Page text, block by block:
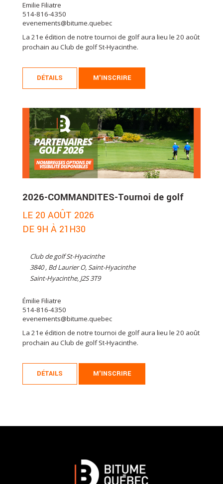
Emilie Filiatre
514-816-4350
evenements@bitume.quebec
La 21e édition de notre tournoi de golf aura lieu le 20 août
prochain au Club de golf St-Hyacinthe.
DÉTAILS M'INSCRIRE
2026-COMMANDITES-Tournoi de golf
LE 20 AOÛT 2026
DE 9H À 21H30
Club de golf St-Hyacinthe
3840 , Bd Laurier O, Saint-Hyacinthe
Saint-Hyacinthe, J2S 3T9
Émilie Filiatre
514-816-4350
evenements@bitume.quebec
La 21e édition de notre tournoi de golf aura lieu le 20 août
prochain au Club de golf St-Hyacinthe.
DÉTAILS M'INSCRIRE